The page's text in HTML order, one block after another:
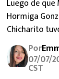
SELECCIÓN
FUTBOL
MEXICANOS
Luego de
Hormiga
Chicharito
Por
07/07/
CST